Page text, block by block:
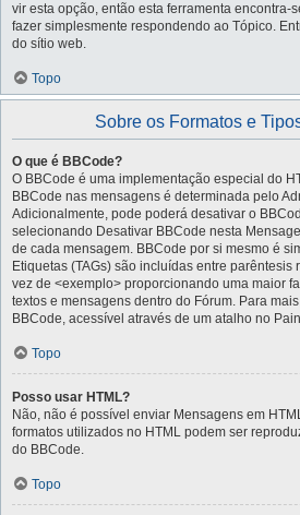
vir esta opção, então esta ferramenta encontra-
fazer simplesmente respondendo ao Tópico.
do sítio web.
Topo
Sobre os Formatos e
O que é BBCode?
O BBCode é uma implementação especial do
BBCode nas mensagens é determinada pelo
Adicionalmente, pode poderá desativar o
selecionando Desativar BBCode nesta
de cada mensagem. BBCode por si mesmo é
Etiquetas (TAGs) são incluídas entre parêntesis
vez de <exemplo> proporcionando uma maior
textos e mensagens dentro do Fórum. Para
BBCode, acessível através de um atalho no
Topo
Posso usar HTML?
Não, não é possível enviar Mensagens em
formatos utilizados no HTML podem ser
do BBCode.
Topo